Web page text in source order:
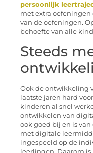
persoonlijk
met extra oefeningen
van de oefeningen.
behoefte van alle
Steeds
Ook de ontwikkeling
laatste jaren hard
kinderen al snel
ontwikkelen van
ook goed bij en is
met digitale
ingespeeld op de
leerlingen. Daarom